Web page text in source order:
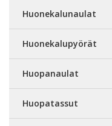
Huonekalunaulat
Huonekalupyörät
Huopanaulat
Huopatassut